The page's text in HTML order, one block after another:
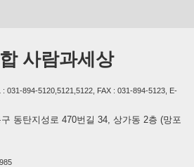
사람과세상
031-894-5120,5121,5122, FAX : 031-894-5123, E-
동탄지성로 470번길 34, 상가동 2층 (망포